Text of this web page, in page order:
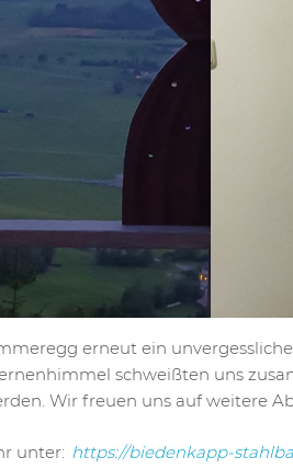
erneut ein
schweißten uns
Wir freuen uns auf weitere
unter: https://biedenkapp-